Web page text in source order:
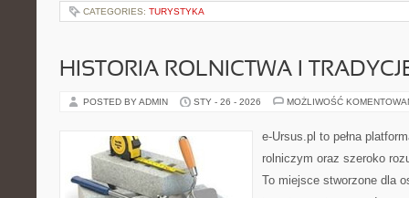
CATEGORIES: TURYSTYKA
HISTORIA ROLNICTWA I
POSTED BY ADMIN STY - 26 - 2026 MOŻLIWOŚĆ
e-Ursus.pl to pełna
rolniczym oraz szeroko
To miejsce stworzone dla